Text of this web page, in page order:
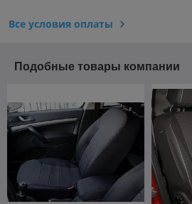
Все условия оплаты
Подобные товары компании